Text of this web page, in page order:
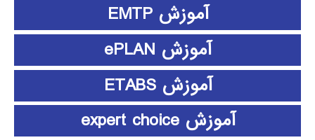
آموزش EMTP
آموزش ePLAN
آموزش ETABS
آموزش expert choice